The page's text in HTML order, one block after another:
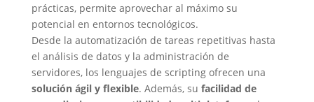
prácticas, permite aprovechar al máximo su
potencial en entornos tecnológicos.
Desde la automatización de tareas repetitivas hasta
el análisis de datos y la administración de
servidores, los lenguajes de scripting ofrecen una
solución ágil y flexible. Además, su facilidad de